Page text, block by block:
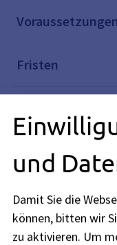
Voraussetzungen
Fristen
Weiterführende
Verwandte
und
Damit Sie die
können, bitten wir
zu aktivieren. Um